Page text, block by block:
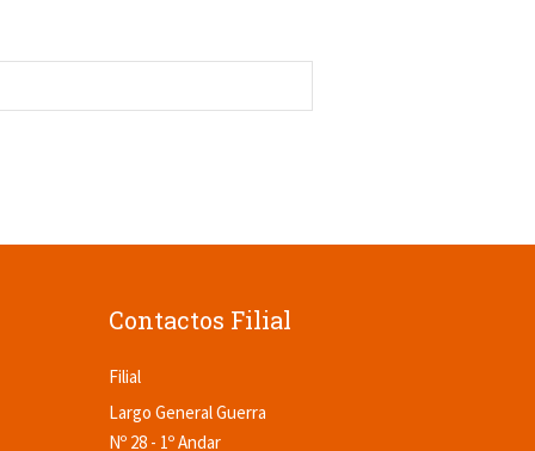
Contactos Filial
Filial
Largo General Guerra
Nº 28 - 1º Andar